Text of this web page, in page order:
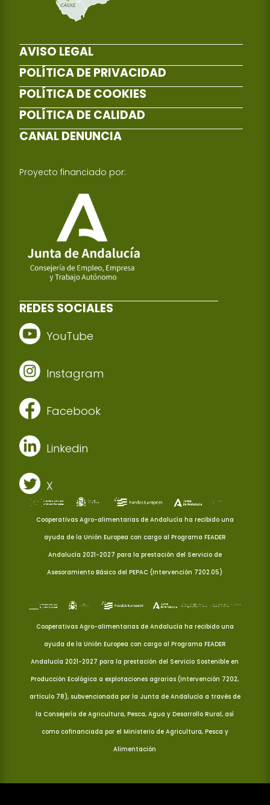
AVISO LEGAL
POLÍTICA DE PRIVACIDAD
POLÍTICA DE COOKIES
POLÍTICA DE CALIDAD
CANAL DENUNCIA
Proyecto financiado por:
REDES SOCIALES
YouTube
Instagram
Facebook
Linkedin
X
Cooperativas Agro-alimentarias de Andalucía ha recibido una
ayuda de la Unión Europea con cargo al Programa FEADER
Andalucía 2021-2027 para la prestación del Servicio de
Asesoramiento Básico del PEPAC (Intervención 7202.05)
Cooperativas Agro-alimentarias de Andalucía ha recibido una
ayuda de la Unión Europea con cargo al Programa FEADER
Andalucía 2021-2027 para la prestación del Servicio Sostenible en
Producción Ecológica a explotaciones agrarias (Intervención 7202,
artículo 78), subvencionada por la Junta de Andalucía a través de
la Consejería de Agricultura, Pesca, Agua y Desarrollo Rural, así
como cofinanciada por el Ministerio de Agricultura, Pesca y
Alimentación